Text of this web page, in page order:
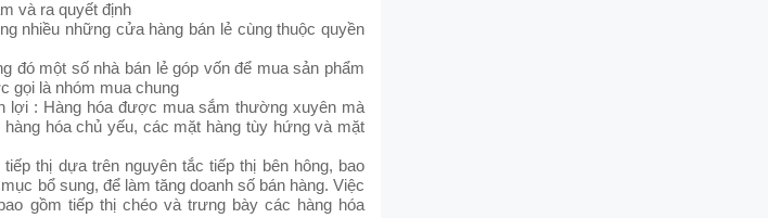
và ra quyết định
nhiều những cửa hàng bán lẻ cùng thuộc quyền
đó một số nhà bán lẻ góp vốn để mua sản phẩm
gọi là nhóm mua chung
lợi : Hàng hóa được mua sắm thường xuyên mà
hóa chủ yếu, các mặt hàng tùy hứng và mặt
thị dựa trên nguyên tắc tiếp thị bên hông, bao
bổ sung, để làm tăng doanh số bán hàng. Việc
gồm tiếp thị chéo và trưng bày các hàng hóa